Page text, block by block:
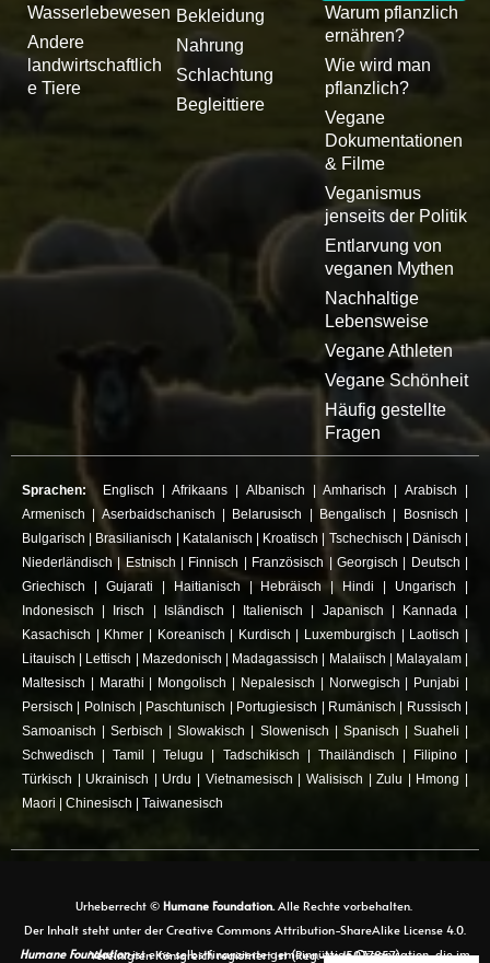
Wasserlebewesen
Andere
landwirtschaftlich
e Tiere
Bekleidung
Nahrung
Schlachtung
Begleittiere
Warum pflanzlich
ernähren?
Wie wird man
pflanzlich?
Vegane
Dokumentationen
& Filme
Veganismus
jenseits der Politik
Entlarvung von
veganen Mythen
Nachhaltige
Lebensweise
Vegane Athleten
Vegane Schönheit
Häufig gestellte
Fragen
Sprachen: Englisch |Afrikaans Albanisch |Amharisch Arabisch
Armenisch
Aserbaidschanisch Belarusisch Bengalisch Bosnisch
Bulgarisch
Brasilianisch Katalanisch Kroatisch Tschechisch Dänisch
Niederländisch|Estnisch Finnisch Französisch Georgisch Deutsch
Griechisch
Gujarati Haitianisch Hebräisch Hindi Ungarisch
Indonesisch
Irisch Isländisch Italienisch Japanisch Kannada|
Kasachisch
Khmer Koreanisch Kurdisch Luxemburgisch Laotisch
Litauisch
Lettisch Mazedonisch Madagassisch Malaiisch Malayalam|
Maltesisch
Marathi Mongolisch Nepalesisch Norwegisch Punjabi
Persisch
Polnisch Paschtunisch Portugiesisch Rumänisch Russisch
Samoanisch |Serbisch |Slowakisch Slowenisch Spanisch Suaheli
Schwedisch |Tamil |Telugu Tadschikisch Thailändisch Filipino|
Türkisch
Ukrainisch Urdu Vietnamesisch Walisisch |Zulu Hmong
Maori
Chinesisch Taiwanesisch
Urheberrecht © Humane Foundation.Alle Rechte vorbehalten.
Der Inhalt steht unter der Creative Commons Attribution-ShareAlike License 4.0.
Humane Foundationist eine selbstfinanzierte gemeinnützige Organisation, die im Vereinigten Königreich registriert ist (Reg.-Nr. 15077857)